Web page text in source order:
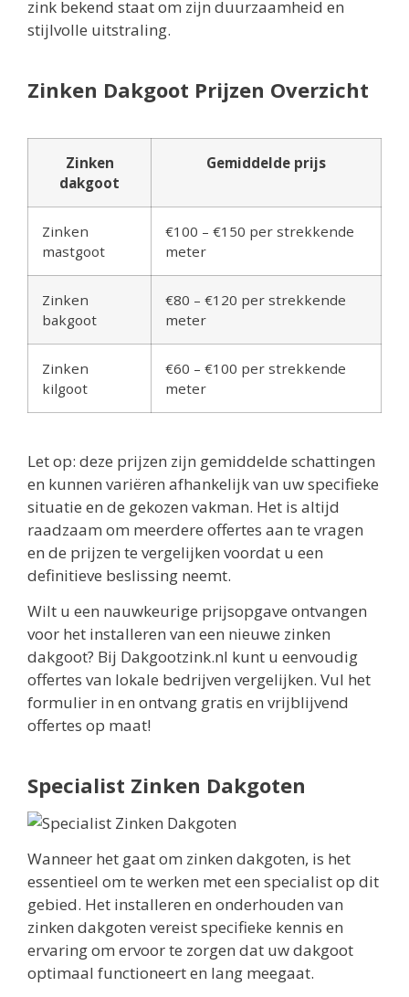
zink bekend staat om zijn duurzaamheid en
stijlvolle uitstraling.
Zinken Dakgoot Prijzen Overzicht
Zinken
dakgoot
Gemiddelde prijs
Zinken
mastgoot
€100 – €150 per strekkende
meter
Zinken
bakgoot
€80 – €120 per strekkende
meter
Zinken
kilgoot
€60 – €100 per strekkende
meter
Let op: deze prijzen zijn gemiddelde schattingen
en kunnen variëren afhankelijk van uw specifieke
situatie en de gekozen vakman. Het is altijd
raadzaam om meerdere offertes aan te vragen
en de prijzen te vergelijken voordat u een
definitieve beslissing neemt.
Wilt u een nauwkeurige prijsopgave ontvangen
voor het installeren van een nieuwe zinken
dakgoot? Bij Dakgootzink.nl kunt u eenvoudig
offertes van lokale bedrijven vergelijken. Vul het
formulier in en ontvang gratis en vrijblijvend
offertes op maat!
Specialist Zinken Dakgoten
Wanneer het gaat om zinken dakgoten, is het
essentieel om te werken met een specialist op dit
gebied. Het installeren en onderhouden van
zinken dakgoten vereist specifieke kennis en
ervaring om ervoor te zorgen dat uw dakgoot
optimaal functioneert en lang meegaat.